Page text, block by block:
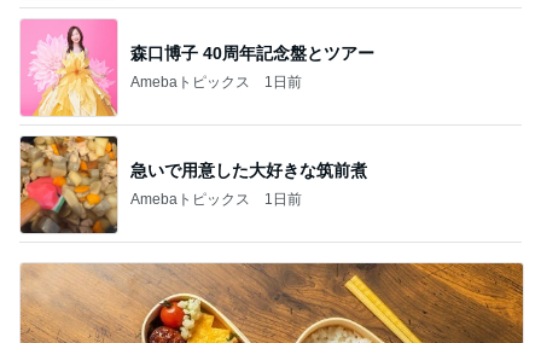
森口博子 40周年記念盤とツアー
Amebaトピックス 1日前
急いで用意した大好きな筑前煮
Amebaトピックス 1日前